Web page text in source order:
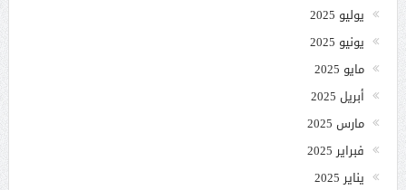
يوليو 2025
يونيو 2025
مايو 2025
أبريل 2025
مارس 2025
فبراير 2025
يناير 2025